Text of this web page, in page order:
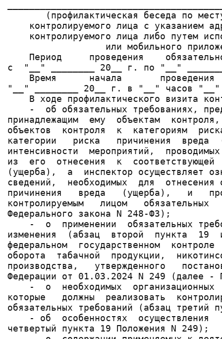
(профилактическая беседа по
контролируемого лица с указанием
контролируемого лица либо путем
или мобильного
Период     проведения
с  "__" ________ 20__ г. по "__"
Время      начала       проведения
"__" ________ 20__ г. в "__" часов
В ходе профилактического визита
-  об обязательных требованиях,
принадлежащим  ему  объектам
объектов  контроля  к  категориям
категории   риска   причинения
интенсивности  мероприятий,
из  его  отнесения  к  соответствующей
(ущерба),  а  инспектор осуществляет
сведений,  необходимых  для  отнесения
причинения   вреда   (ущерба),   и
контролируемым   лицом
Федерального закона N 248-ФЗ);
-  о  применении  обязательных
изменения  (абзац  второй  пункта  19
федеральном  государственном
оборота  табачной  продукции,
производства,   утвержденного
Федерации от 01.03.2024 N 249 (далее -
-  о  необходимых  организационных
которые   должны  реализовать
обязательных требований (абзац третий
- об  особенностях  осуществления
четвертый пункта 19 Положения N 249);